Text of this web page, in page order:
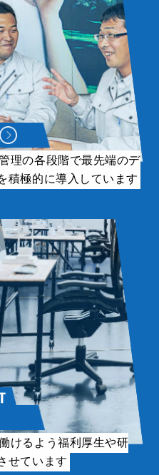
理の各段階で最先端のデ
積極的に導入しています
けるよう福利厚生や研
せています